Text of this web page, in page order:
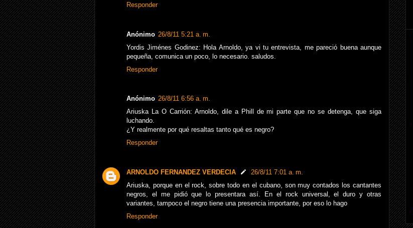
Responder
Anónimo 26/8/11 5:21 a. m.
Yordis Jiménes Godinez: Hola Arnoldo, ya vi tu entrevista, me pareció buena aunque
pequeña, comunica un poco, lo necesario. saludos.
Responder
Anónimo 26/8/11 6:56 a. m.
Ariuska La O Carrión: Arnoldo, dile a Phill de mi parte que no se detenga, que siga
luchando.
¿Y realmente por qué resaltas tanto qué es negro?
Responder
ARNOLDO FERNANDEZ VERDECIA
26/8/11 7:01 a. m.
Ariuska, porque en el rock, sobre todo en el cubano, son muy contados los cantantes
negros, el me pidió que lo presentara así. En el rock universal, el duro y otras
variantes, tampoco el negro tiene una presencia importante, por eso lo hago
Responder